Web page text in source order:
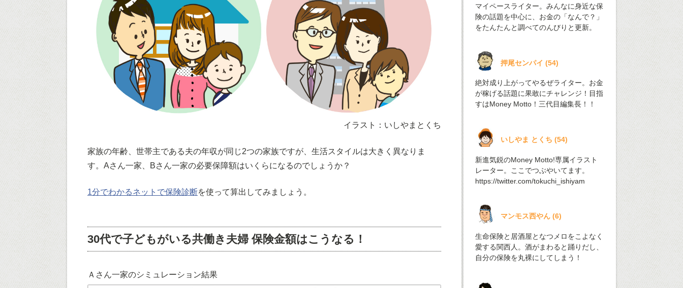
イラスト：いしやまとくち
家族の年齢、世帯主である夫の年収が同じ2つの家族ですが、生活スタイルは大きく異なりま
す。Aさん一家、Bさん一家の必要保障額はいくらになるのでしょうか？
1分でわかるネットで保険診断を使って算出してみましょう。
30代で子どもがいる共働き夫婦 保険金額はこうなる！
Ａさん一家のシミュレーション結果
マイペースライター。みんなに身近な保
険の話題を中心に、お金の「なんで？」
をたんたんと調べてのんびりと更新。
押尾センパイ (54)
絶対成り上がってやるぜライター。お金
が稼げる話題に果敢にチャレンジ！目指
すはMoney Motto！三代目編集長！！
いしやま とくち (54)
新進気鋭のMoney Motto!専属イラスト
レーター。ここでつぶやいてます。
https://twitter.com/tokuchi_ishiyam
マンモス西やん (6)
生命保険と居酒屋となつメロをこよなく
愛する関西人。酒がまわると踊りだし、
自分の保険を丸裸にしてしまう！